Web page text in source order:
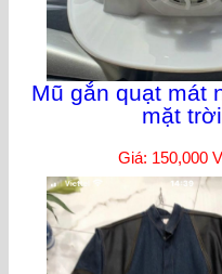
Mũ gắn quạt mát
mặt trời
Giá: 150,000